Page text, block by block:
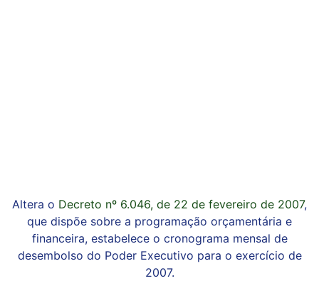
Altera o Decreto nº 6.046, de 22 de fevereiro de 2007,
que dispõe sobre a programação orçamentária e
financeira, estabelece o cronograma mensal de
desembolso do Poder Executivo para o exercício de
2007.